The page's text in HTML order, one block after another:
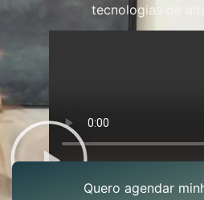
tecnologias de
Quero agendar